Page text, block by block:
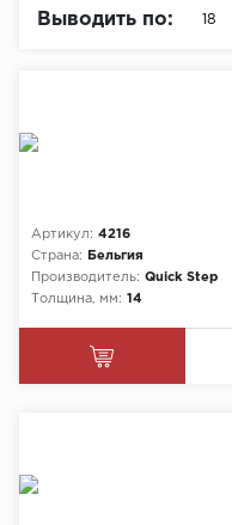
Стеновые панели
Выводить по: 18
Артикул: 4216
Страна:
Бельгия
Производитель: Quick Step
Толщина, мм: 14